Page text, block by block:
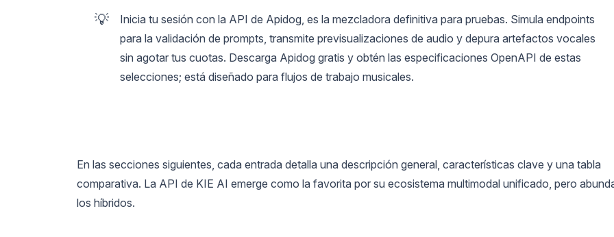
💡
Inicia tu sesión con la API de Apidog, es la mezcladora definitiva para pruebas. Simula endpoints
para la validación de prompts, transmite previsualizaciones de audio y depura artefactos vocales
sin agotar tus cuotas. Descarga Apidog gratis y obtén las especificaciones OpenAPI de estas
selecciones; está diseñado para flujos de trabajo musicales.
En las secciones siguientes, cada entrada detalla una descripción general, características clave y una tabla
comparativa. La API de KIE AI emerge como la favorita por su ecosistema multimodal unificado, pero
los híbridos.